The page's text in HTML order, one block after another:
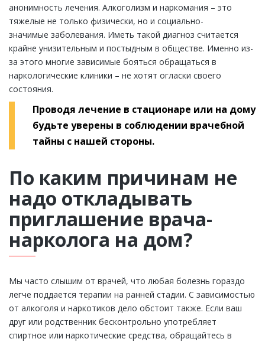
анонимность лечения. Алкоголизм и наркомания – это
тяжелые не только физически, но и социально-
значимые заболевания. Иметь такой диагноз считается
крайне унизительным и постыдным в обществе. Именно из-
за этого многие зависимые бояться обращаться в
наркологические клиники – не хотят огласки своего
состояния.
Проводя лечение в стационаре или на дому
будьте уверены в соблюдении врачебной
тайны с нашей стороны.
По каким причинам не
надо откладывать
приглашение врача-
нарколога на дом?
Мы часто слышим от врачей, что любая болезнь гораздо
легче поддается терапии на ранней стадии. С зависимостью
от алкоголя и наркотиков дело обстоит также. Если ваш
друг или родственник бесконтрольно употребляет
спиртное или наркотические средства, обращайтесь в